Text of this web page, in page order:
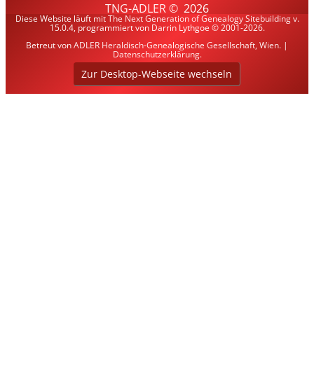
TNG-ADLER© 2026
Diese Website läuft mitThe Next Generation of Genealogy Sitebuildingv.
15.0.4, programmiert von Darrin Lythgoe © 2001-2026.
Betreut vonADLER Heraldisch-Genealogische Gesellschaft, Wien. |
Datenschutzerklärung.
Zur Desktop-Webseite wechseln